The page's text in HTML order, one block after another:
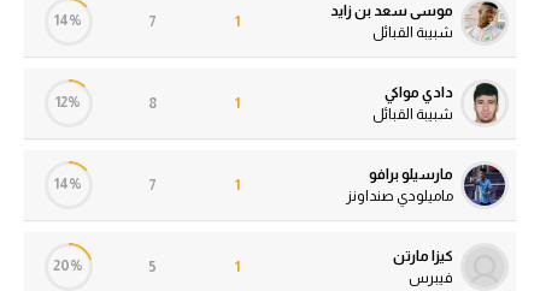
موسى سعد بن زايد
شبيبة القبائل
1
7
14%
دادي مواكي
شبيبة القبائل
1
8
12%
مارسيلو برافو
ماميلودي صنداونز
1
7
14%
كيزا مارتن
فيبرس
1
5
20%